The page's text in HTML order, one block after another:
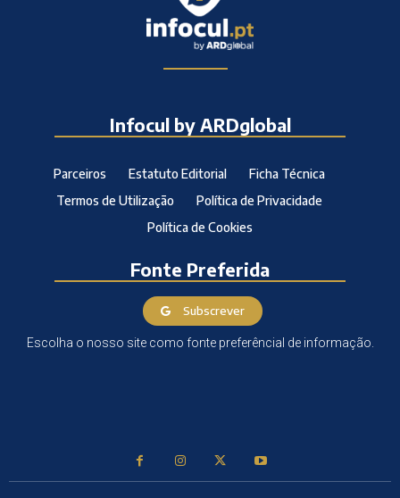
Infocul by ARDglobal
Parceiros Estatuto Editorial
Ficha Técnica
Termos de Utilização
Política de Privacidade
Política de Cookies
Fonte Preferida
Subscrever
Escolha o nosso site como fonte preferêncial de informação.